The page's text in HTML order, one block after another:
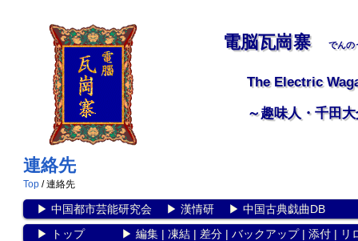
電脳瓦崗寨 でんの
The Electric
～趣味人・千田
連絡先
Top / 連絡先
▶ 中国都市芸能研究会▶ 漢情研▶ 中国古典戯曲DB
▶
トップ▶ 編集| 凍結| 差分| バックアップ| 添付| リ